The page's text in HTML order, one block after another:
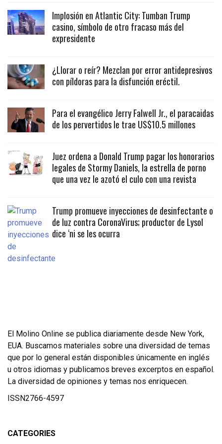
Implosión en Atlantic City: Tumban Trump
casino, símbolo de otro fracaso más del
expresidente
¿Llorar o reír? Mezclan por error antidepresivos
con píldoras para la disfunción eréctil.
Para el evangélico Jerry Falwell Jr., el paracaidas
de los pervertidos le trae US$10.5 millones
Juez ordena a Donald Trump pagar los honorarios
legales de Stormy Daniels, la estrella de porno
que una vez le azotó el culo con una revista
Trump promueve inyecciones de desinfectante o
de luz contra CoronaVirus; productor de Lysol
dice ‘ni se les ocurra
El Molino Online se publica diariamente desde New York,
EUA. Buscamos materiales sobre una diversidad de temas
que por lo general están disponibles únicamente en inglés
u otros idiomas y publicamos breves excerptos en español.
La diversidad de opiniones y temas nos enriquecen.
ISSN2766-4597
CATEGORIES